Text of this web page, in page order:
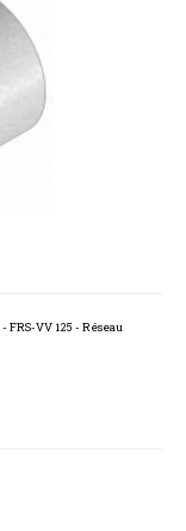
- FRS-VV 125 - Réseau